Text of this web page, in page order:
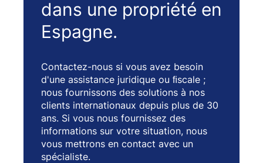
dans une propriété en
Espagne.
Contactez-nous si vous avez besoin
d'une assistance juridique ou ﬁscale ;
nous fournissons des solutions à nos
clients internationaux depuis plus de 30
ans. Si vous nous fournissez des
informations sur votre situation, nous
vous mettrons en contact avec un
spécialiste.